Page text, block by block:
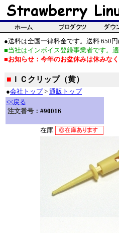
●送料は全国一律料金です。送料 650
■当社はインボイス登録事業者です。
■お知らせ：今年のお盆休みは休みなく
■ ＩＣクリップ（黄）
●会社トップ> 通販トップ
<<戻る
注文番号： #90016
在庫